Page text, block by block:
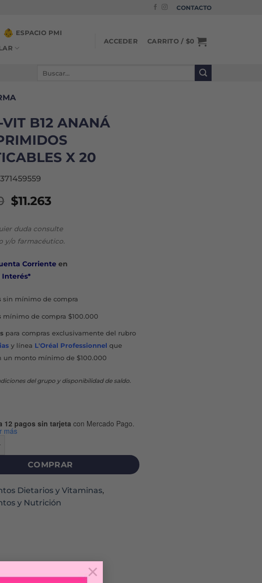
×
CONTACTO
ESPACIO PMI
ACCEDER CARRITO / $0
VIT B12 ANANÁ
X 20
El
original
era:
$13.250.
$11.263El
actual
es:
$11.263.
duda consulte
y/o farmacéutico.
Corrienteen
Interés*
sin mínimo de compra
mínimo de compra $100.000
para compras exclusivamente del rubro
y línea L'Oréal Professionnel que
un monto mínimo de $100.000
del grupo y disponibilidad de saldo.
12 pagos sin tarjeta con Mercado Pago.
más
COMPRAR
Dietarios y Vitaminas,
y Nutrición